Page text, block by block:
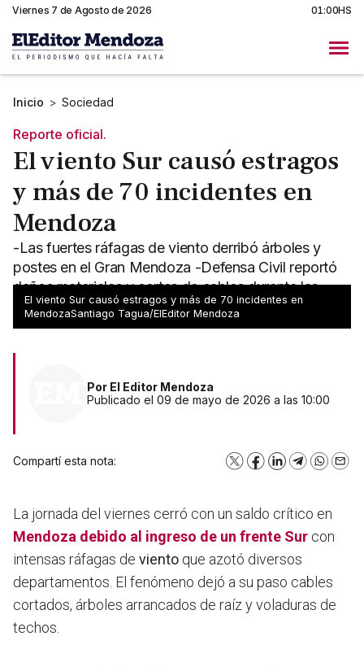
Viernes 7 de Agosto de 2026 01:00HS
Inicio > Sociedad
Reporte oficial.
El viento Sur causó estragos
y más de 70 incidentes en
Mendoza
-Las fuertes ráfagas de viento derribó árboles y
postes en el Gran Mendoza -Defensa Civil reportó
daños materiales y cortes de cables durante las
últimas horas
El viento Sur causó estragos y más de 70 incidentes en
MendozaSantiago Tagua/ElEditor Mendoza
Por El Editor Mendoza
Publicado el 09 de mayo de 2026 a las 10:00
Compartí esta nota: X Facebook
LinkedInTelegram
La jornada del viernes cerró con un saldo crítico en
Mendoza debido al ingreso de un frente Sur con
intensas ráfagas de viento que azotó diversos
departamentos. El fenómeno dejó a su paso cables
cortados, árboles arrancados de raíz y voladuras de
techos.